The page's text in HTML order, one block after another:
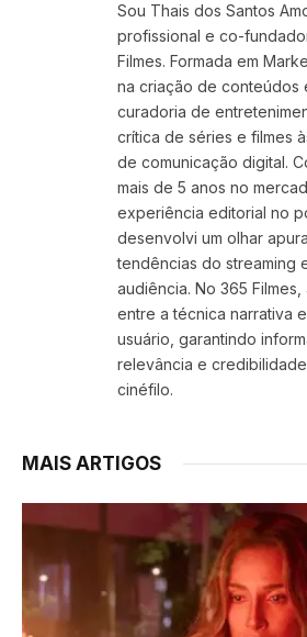
Sou Thais dos Santos
profissional e co-
Filmes. Formada em
na criação de conteúdos
curadoria de
crítica de séries e filmes
de comunicação digital.
mais de 5 anos no
experiência editorial no
desenvolvi um olhar
tendências do streaming
audiência. No 365
entre a técnica narrativa
usuário, garantindo
relevância e
cinéfilo.
MAIS ARTIGOS